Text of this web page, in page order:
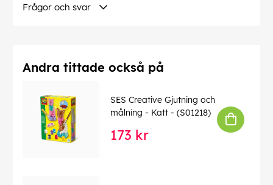
Frågor och svar
Andra tittade också på
SES Creative Gjutning och
målning - Katt - (S01218)
173 kr